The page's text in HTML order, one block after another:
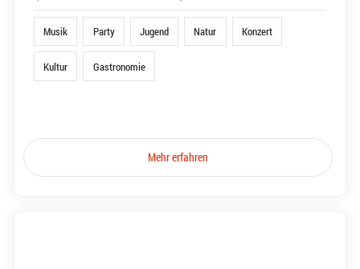
Musik Party Jugend Natur Konzert
Kultur Gastronomie
Mehr erfahren